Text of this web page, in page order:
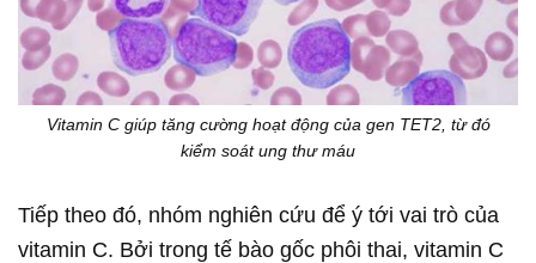
Vitamin C giúp tăng cường hoạt động của gen TET2, từ đó
kiểm soát ung thư máu
Tiếp theo đó, nhóm nghiên cứu để ý tới vai trò của
vitamin C. Bởi trong tế bào gốc phôi thai, vitamin C